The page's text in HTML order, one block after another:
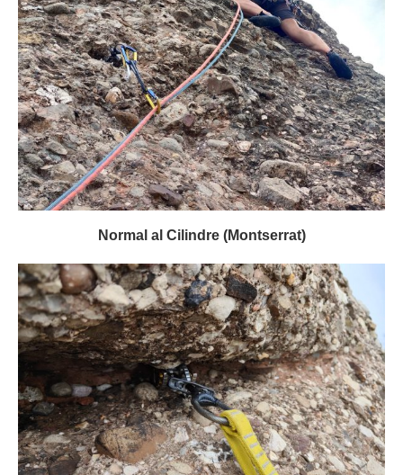
Normal al Cilindre (Montserrat)